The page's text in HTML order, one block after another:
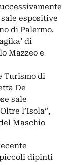
espositive
di Palermo.
di
Mazzeo e
Turismo di
De
sale
l’Isola”,
Maschio
piccoli dipinti